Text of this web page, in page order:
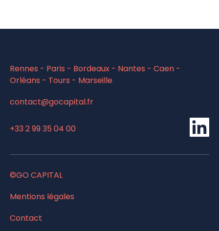
Rennes - Paris - Bordeaux - Nantes - Caen -
Orléans - Tours - Marseille
contact@gocapital.fr
+33 2 99 35 04 00
©GO CAPITAL
Mentions légales
Contact